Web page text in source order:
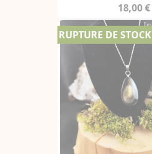
18,00 €
RUPTURE DE STOCK